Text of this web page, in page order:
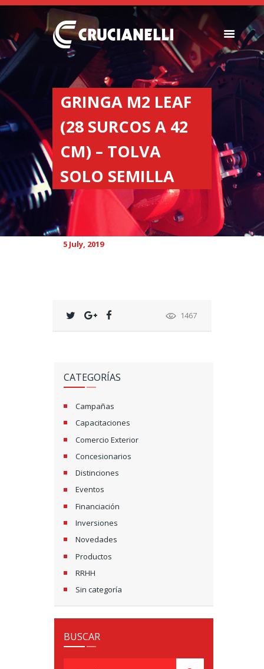
GRINGA M2 LEAF
(28 SURCOS A 42
CM) – TOLVA
SOLO SEMILLA
SEEDERS
FERTILIZER
SPREADERS
ABOUT US
DEALERSHIPS
NEWS
COMPANY
CONTACT
5 July, 2019
1467
CATEGORÍAS
Campañas
Capacitaciones
Comercio Exterior
Concesionarios
Distinciones
Eventos
Financiación
Inversiones
Novedades
Productos
RRHH
Sin categoría
BUSCAR